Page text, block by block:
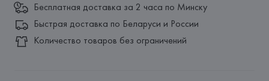
Бесплатная доставка за 2 часа по Минску
Быстрая доставка по Беларуси и России
Количество товаров без ограничений